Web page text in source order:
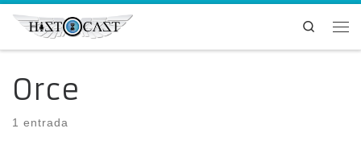
Saltar al contenido
Search
Orce
1 entrada